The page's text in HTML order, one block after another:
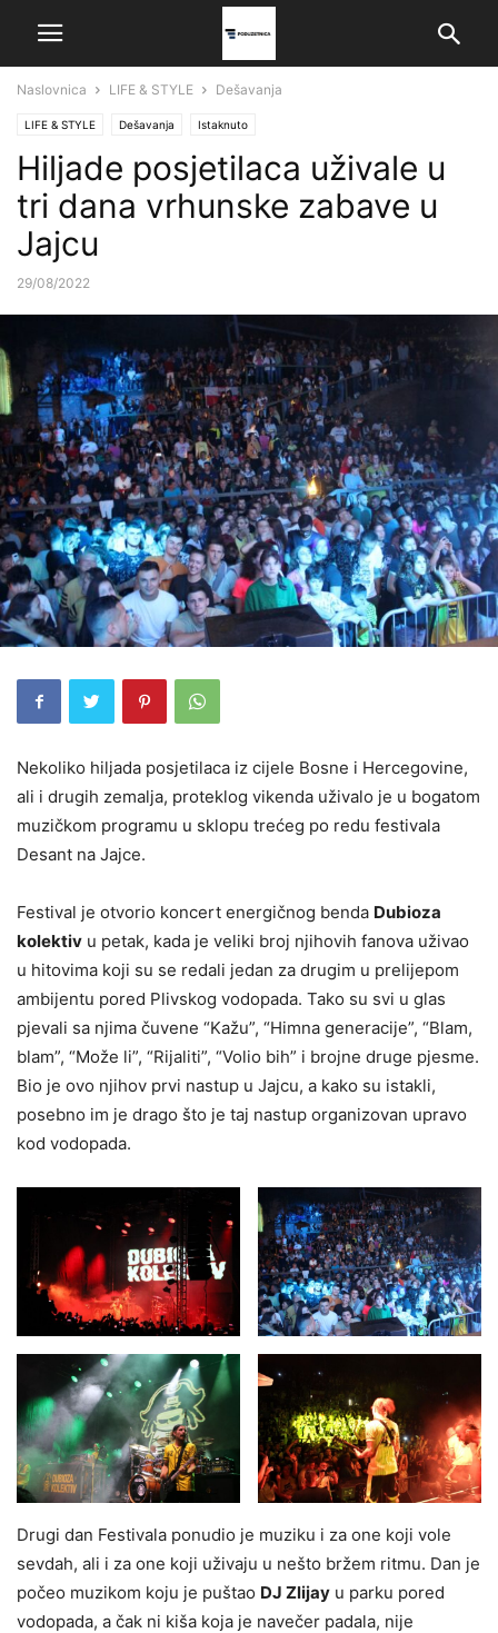
Naslovnica LIFE & STYLE Dešavanja
LIFE & STYLE Dešavanja Istaknuto
Hiljade posjetilaca uživale u
tri dana vrhunske zabave u
Jajcu
29/08/2022
Nekoliko hiljada posjetilaca iz cijele Bosne i Hercegovine,
ali i drugih zemalja, proteklog vikenda uživalo je u bogatom
muzičkom programu u sklopu trećeg po redu festivala
Desant na Jajce.
Festival je otvorio koncert energičnog benda Dubioza
kolektiv u petak, kada je veliki broj njihovih fanova uživao
u hitovima koji su se redali jedan za drugim u prelijepom
ambijentu pored Plivskog vodopada. Tako su svi u glas
pjevali sa njima čuvene “Kažu”, “Himna generacije”, “Blam,
blam”, “Može li”, “Rijaliti”, “Volio bih” i brojne druge pjesme.
Bio je ovo njihov prvi nastup u Jajcu, a kako su istakli,
posebno im je drago što je taj nastup organizovan upravo
kod vodopada.
Drugi dan Festivala ponudio je muziku i za one koji vole
sevdah, ali i za one koji uživaju u nešto bržem ritmu. Dan je
počeo muzikom koju je puštao DJ Zlijay u parku pored
vodopada, a čak ni kiša koja je navečer padala, nije